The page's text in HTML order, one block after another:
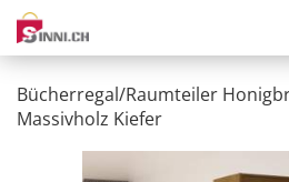
Bücherregal/Raumteiler
Massivholz Kiefer